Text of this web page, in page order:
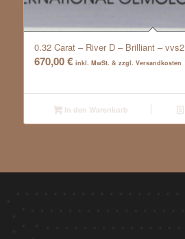
0.32 Carat – River D – Brilliant – vvs2
670,00€ inkl. MwSt. & zzgl. Versandkosten
In den Warenkorb